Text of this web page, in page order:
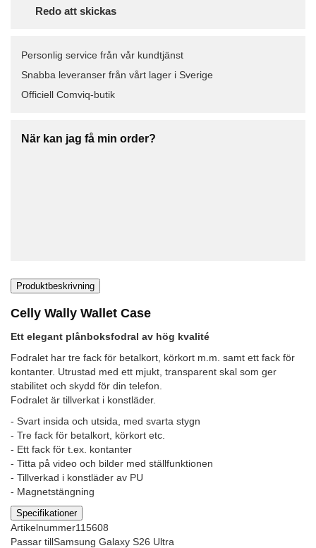
Redo att skickas
Personlig service från vår kundtjänst
Snabba leveranser från vårt lager i Sverige
Officiell Comviq-butik
När kan jag få min order?
Produktbeskrivning
Celly Wally Wallet Case
Ett elegant plånboksfodral av hög kvalité
Fodralet har tre fack för betalkort, körkort m.m. samt ett fack för
kontanter. Utrustad med ett mjukt, transparent skal som ger
stabilitet och skydd för din telefon.
Fodralet är tillverkat i konstläder.
- Svart insida och utsida, med svarta stygn
- Tre fack för betalkort, körkort etc.
- Ett fack för t.ex. kontanter
- Titta på video och bilder med ställfunktionen
- Tillverkad i konstläder av PU
- Magnetstängning
Specifikationer
Artikelnummer115608
Passar tillSamsung Galaxy S26 Ultra